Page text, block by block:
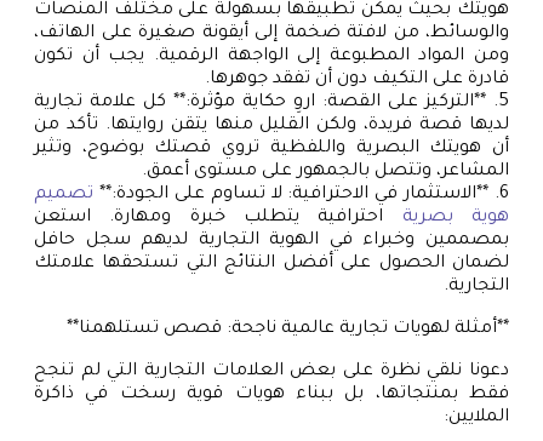
هويتك بحيث يمكن تطبيقها بسهولة على مختلف المنصات
والوسائط، من لافتة ضخمة إلى أيقونة صغيرة على الهاتف،
ومن المواد المطبوعة إلى الواجهة الرقمية. يجب أن تكون
قادرة على التكيف دون أن تفقد جوهرها.
5. **التركيز على القصة: اروِ حكاية مؤثرة:** كل علامة تجارية
لديها قصة فريدة، ولكن القليل منها يتقن روايتها. تأكد من
أن هويتك البصرية واللفظية تروي قصتك بوضوح، وتثير
المشاعر، وتتصل بالجمهور على مستوى أعمق.
6. **الاستثمار في الاحترافية: لا تساوم على الجودة:**
تصميم
هوية بصرية احترافية يتطلب خبرة ومهارة. استعن
بمصممين وخبراء في الهوية التجارية لديهم سجل حافل
لضمان الحصول على أفضل النتائج التي تستحقها علامتك
التجارية.
**أمثلة لهويات تجارية عالمية ناجحة: قصص تستلهمنا**
دعونا نلقي نظرة على بعض العلامات التجارية التي لم تنجح
فقط بمنتجاتها، بل ببناء هويات قوية رسخت في ذاكرة
الملايين: